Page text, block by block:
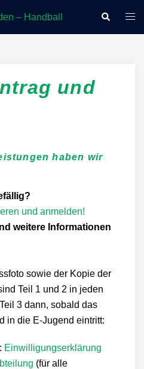
und
haben wir
und anmelden!
weitere Informationen
sowie der Kopie der
Teil 1 und 2 in jeden
3 dann, sobald das
in die E-Jugend eintritt:
Einwilligungserklärung
(für alle